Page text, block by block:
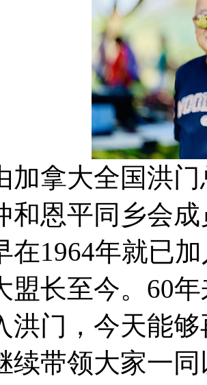
加拿大全国洪
和恩平同乡会
在1964年就已
盟长至今。60
洪门，今天能
续带领大家一